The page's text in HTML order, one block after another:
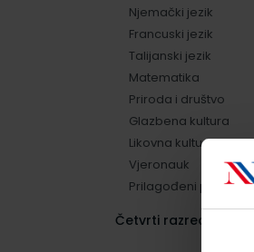
Njemački jezik
Francuski jezik
Talijanski jezik
Matematika
Priroda i društvo
Glazbena kultura
Likovna kultura
Vjeronauk
Prilagođeni program
Četvrti razred